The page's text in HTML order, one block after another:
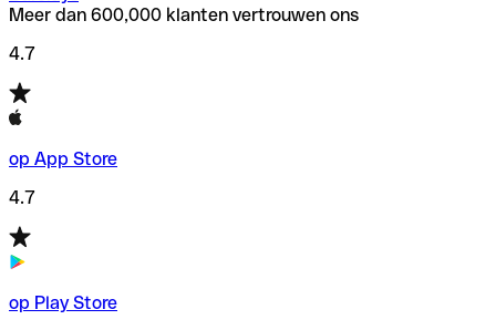
Meer dan 600,000 klanten vertrouwen ons
4.7
op App Store
4.7
op Play Store